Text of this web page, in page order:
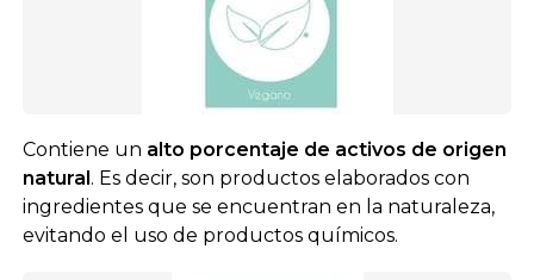
Contiene un alto porcentaje de activos de origen
natural. Es decir, son productos elaborados con
ingredientes que se encuentran en la naturaleza,
evitando el uso de productos químicos.